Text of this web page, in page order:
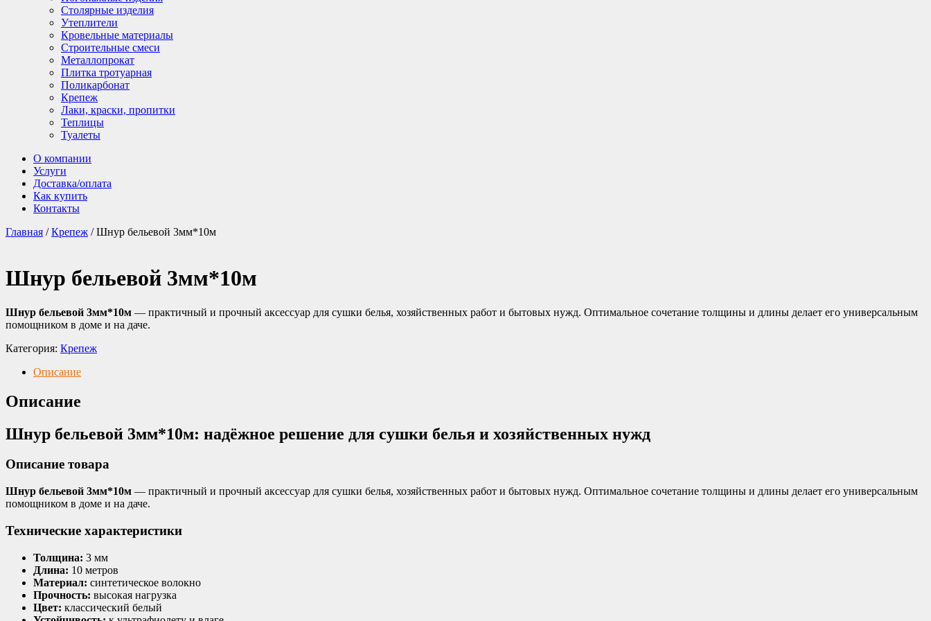
Столярные изделия
Утеплители
Кровельные материалы
Строительные смеси
Металлопрокат
Плитка тротуарная
Поликарбонат
Крепеж
Лаки, краски, пропитки
Теплицы
Туалеты
О компании
Услуги
Доставка/оплата
Как купить
Контакты
Главная /Крепеж / Шнур бельевой 3мм*10м
Шнур бельевой 3мм*10м
Шнур бельевой 3мм*10м — практичный и прочный аксессуар для сушки белья, хозяйственных работ и бытовых нужд. Оптимальное сочетание толщины и длины делает его универсальным
помощником в доме и на даче.
Категория: Крепеж
Описание
Описание
Шнур бельевой 3мм*10м: надёжное решение для сушки белья и хозяйственных нужд
Описание товара
Шнур бельевой 3мм*10м — практичный и прочный аксессуар для сушки белья, хозяйственных работ и бытовых нужд. Оптимальное сочетание толщины и длины делает его универсальным
помощником в доме и на даче.
Технические характеристики
Толщина: 3 мм
Длина: 10 метров
Материал: синтетическое волокно
Прочность: высокая нагрузка
Цвет: классический белый